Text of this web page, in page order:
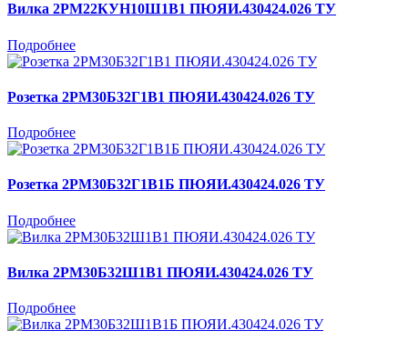
Вилка 2РМ22КУН10Ш1В1 ПЮЯИ.430424.026 ТУ
Подробнее
Розетка 2РМ30Б32Г1В1 ПЮЯИ.430424.026 ТУ
Подробнее
Розетка 2РМ30Б32Г1В1Б ПЮЯИ.430424.026 ТУ
Подробнее
Вилка 2РМ30Б32Ш1В1 ПЮЯИ.430424.026 ТУ
Подробнее